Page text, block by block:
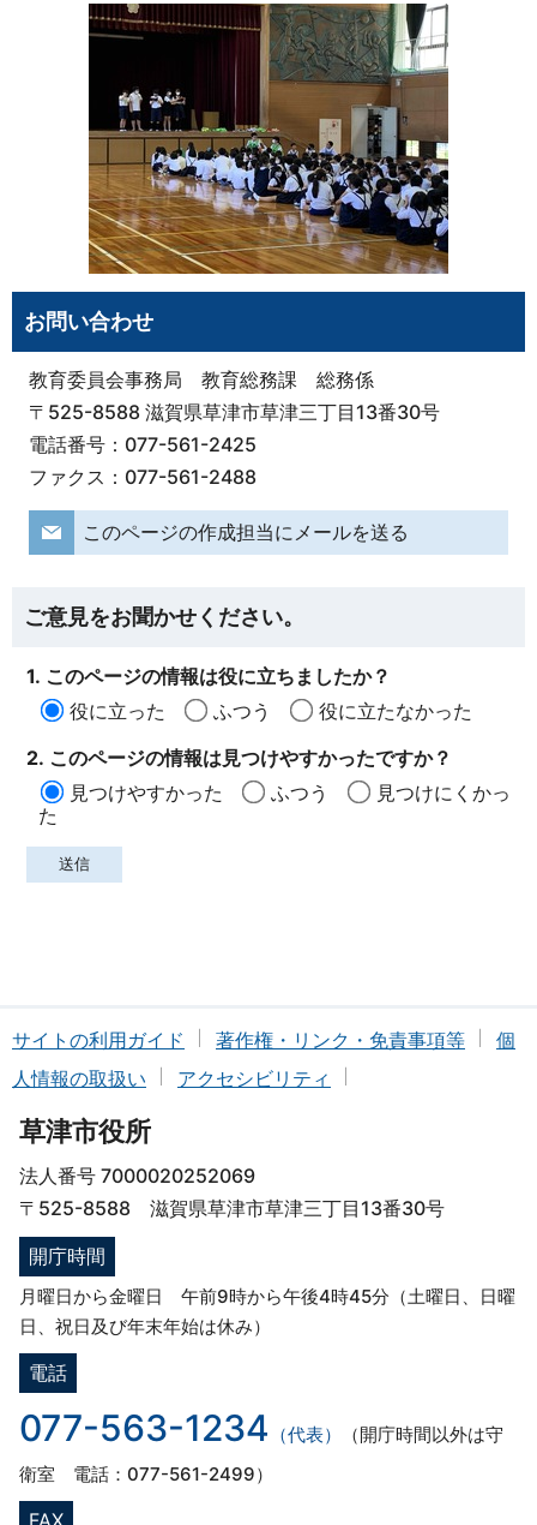
お問い合わせ
教育委員会事務局 教育総務課 総務係
〒525-8588 滋賀県草津市草津三丁目13番30号
電話番号：077-561-2425
ファクス：077-561-2488
このページの作成担当にメールを送る
ご意見をお聞かせください。
1. このページの情報は役に立ちましたか？
役に立った
ふつう
役に立たなかった
2. このページの情報は見つけやすかったですか？
見つけやすかった
ふつう
見つけにくかっ
た
サイトの利用ガイド 著作権・リンク・免責事項等
個
人情報の取扱い
アクセシビリティ
草津市役所
法人番号 7000020252069
〒525-8588 滋賀県草津市草津三丁目13番30号
開庁時間
月曜日から金曜日 午前9時から午後4時45分（土曜日、日曜
日、祝日及び年末年始は休み）
電話
077-563-1234 （代表）
（開庁時間以外は守
衛室 電話：077-561-2499）
FAX